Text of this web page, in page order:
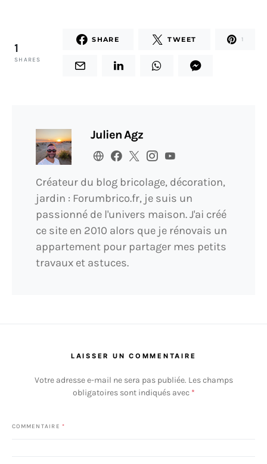
1
SHARES
SHARE TWEET 1
Julien Agz
Créateur du blog bricolage, décoration,
jardin : Forumbrico.fr, je suis un
passionné de l'univers maison. J'ai créé
ce site en 2010 alors que je rénovais un
appartement pour partager mes petits
travaux et astuces.
LAISSER UN COMMENTAIRE
Votre adresse e-mail ne sera pas publiée. Les champs
obligatoires sont indiqués avec *
COMMENTAIRE *